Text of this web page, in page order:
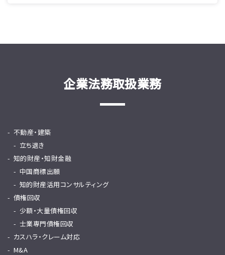
企業法務取扱業務
不動産・建築
立ち退き
知的財産・知財金融
中国商標出願
知的財産活用コンサルティング
債権回収
少額・大量債権回収
士業専門債権回収
カスハラ・クレーム対応
M&A